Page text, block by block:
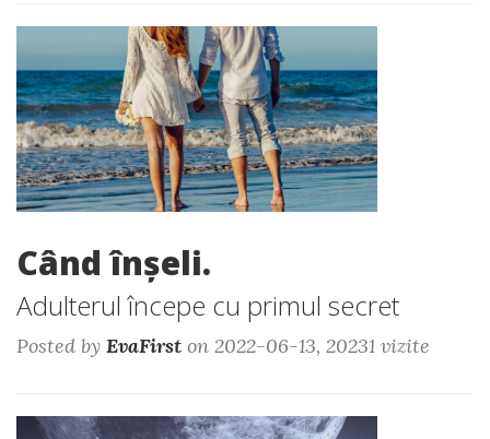
Când înșeli.
Adulterul începe cu primul secret
Posted by EvaFirst on 2022-06-13, 20231 vizite